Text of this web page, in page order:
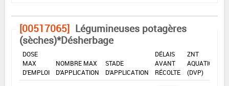
[00517065] Légumineuses potagères
(sèches)*Désherbage
DOSE
MAX
D'EMPLOI
NOMBRE MAX
D'APPLICATION
STADE
D'APPLICATION
DÉLAIS
AVANT
RÉCOLTE
ZNT
AQUATIQUE
(DVP)